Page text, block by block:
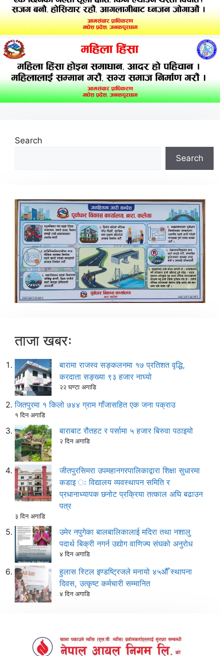
Search
Search
ताजा खबरः
बारामा राजस्व सङ्कलनमा १७ प्रतिशत वृद्धि,
करदाता सङ्ख्या ९३ हजार नाघ्यो
२२ घण्टा अगाडि
जितपुरमा १ किलो ७४४ ग्राम गाँजासहित एक जना पक्राउ
१ दिन अगाडि
बाराबाट रौतहट र पर्सामा ५ हजार बिरुवा पठाइयो
२ दिन अगाडि
जीतपुरसिमरा उपमहानगरपालिकाद्वारा शिक्षा सुधारमा
कडाइ ः विद्यालय व्यवस्थापन समिति र
प्रधानाध्यापक छनोट प्रक्रिया तत्काल अघि बढाउन
पत्र
३ दिन अगाडि
उमेर नपुगेका बालबालिकालाई मदिरा तथा नशालु
पदार्थ बिक्री नगर्न उद्योग वाणिज्य संघको अनुरोध
४ दिन अगाडि
हुलास स्टिल इण्डष्ट्रिजले मनायो ४५औँ स्थापना
दिवस, उत्कृष्ट कर्मचारी सम्मानित
४ दिन अगाडि